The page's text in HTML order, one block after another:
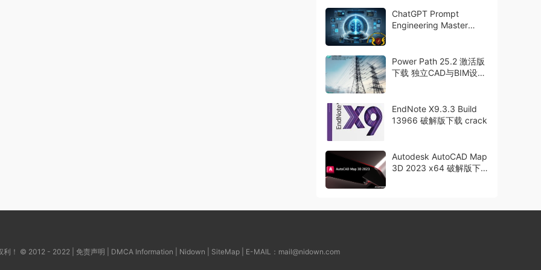
ChatGPT Prompt
Engineering Master
Power Path 25.2 激活版
下载 独立CAD与BIM设计
EndNote X9.3.3 Build
13966 破解版下载 crack
Autodesk AutoCAD Map
3D 2023 x64 破解版下
利！ © 2012 - 2022 | 免责声明 DMCA Information Nidown SiteMap| E-MAIL： mail@nidown.com